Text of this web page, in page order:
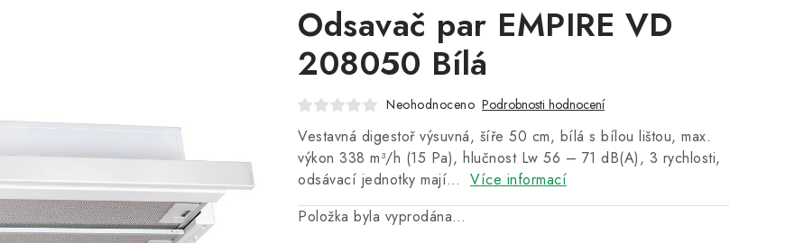
Odsavač par EMPIRE VD
208050 Bílá
Neohodnoceno Podrobnosti hodnocení
Vestavná digestoř výsuvná, šíře 50 cm, bílá s bílou lištou, max.
výkon 338 m³/h (15 Pa), hlučnost Lw 56 – 71 dB(A), 3 rychlosti,
odsávací jednotky mají… Více informací
Položka byla vyprodána…